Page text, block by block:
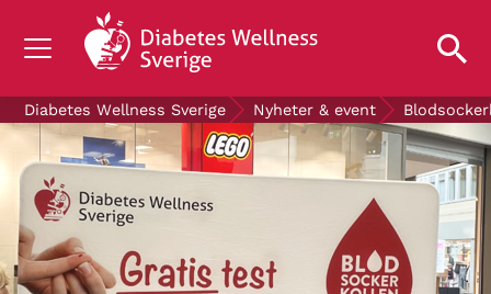
OM DIABETES
STÖD OSS
FORSKNING
NYHETER & EVENT
OM OSS
Diabetes Wellness Sverige Nyheter & event